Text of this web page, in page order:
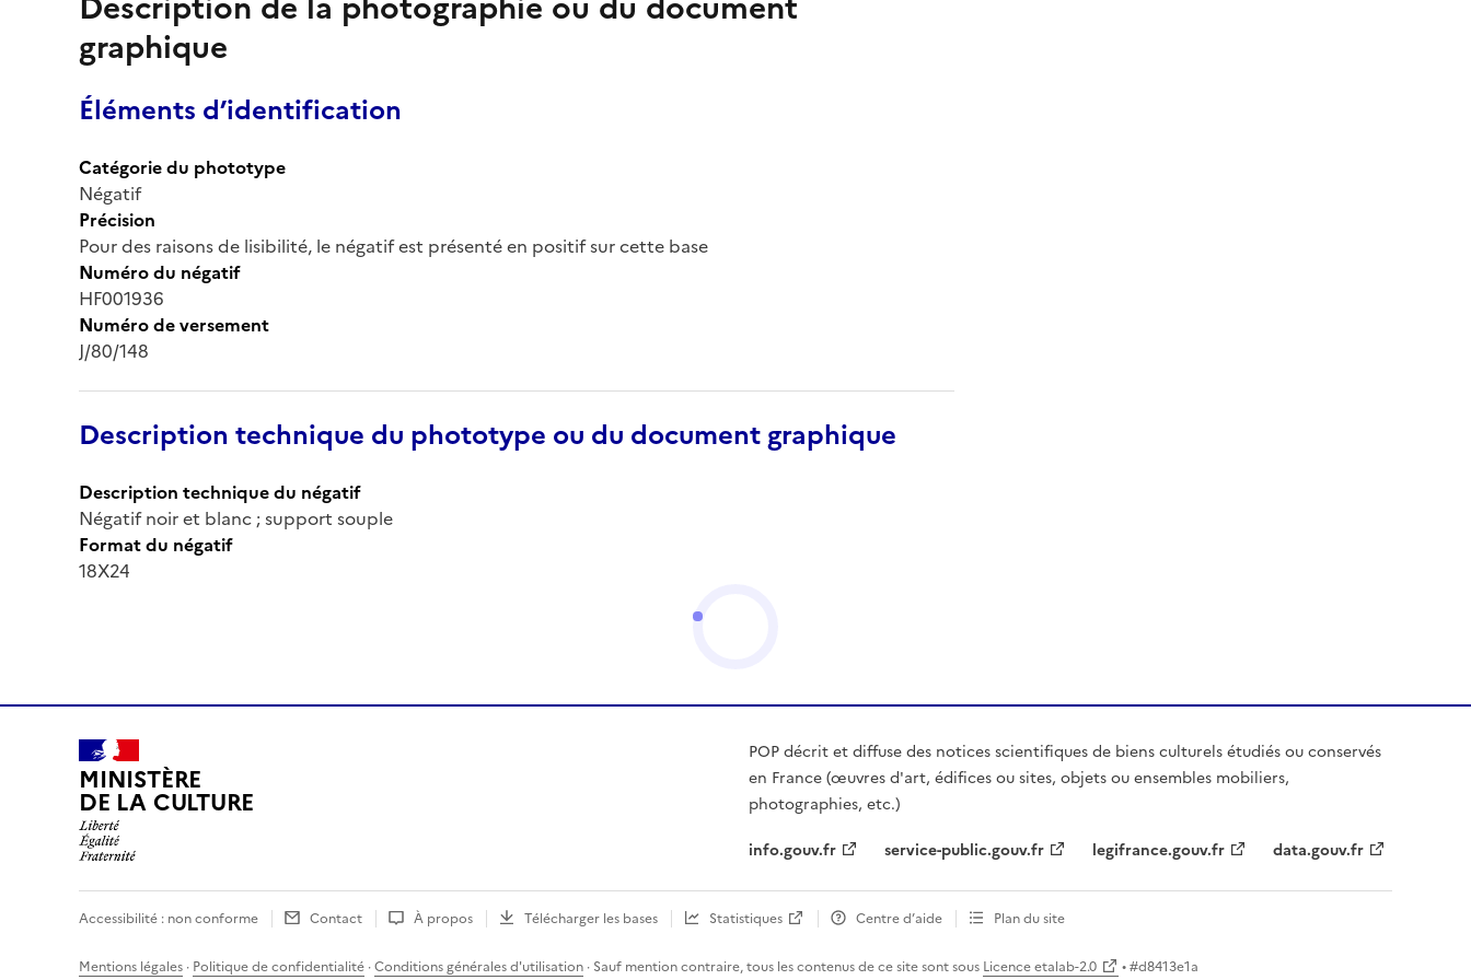
graphique
Éléments d’identification
Catégorie du phototype
Négatif
Précision
Pour des raisons de lisibilité, le négatif est présenté en positif sur cette base
Numéro du négatif
HF001936
Numéro de versement
J/80/148
Description technique du phototype ou du document graphique
Description technique du négatif
Négatif noir et blanc ; support souple
Format du négatif
18X24
MINISTÈRE
DE LA CULTURE
POP décrit et diffuse des notices scientifiques de biens culturels étudiés ou conservés
en France (œuvres d'art, édifices ou sites, objets ou ensembles mobiliers,
photographies, etc.)
info.gouv.fr
service-public.gouv.fr legifrance.gouv.fr data.gouv.fr
Accessibilité : non conforme Contact À propos Télécharger les bases Statistiques Centre d’aide Plan du site
Mentions légales · Politique de confidentialité ·Conditions générales d'utilisation · Sauf mention contraire, tous les contenus de ce site sont sous Licence etalab-2.0 • #d8413e1a